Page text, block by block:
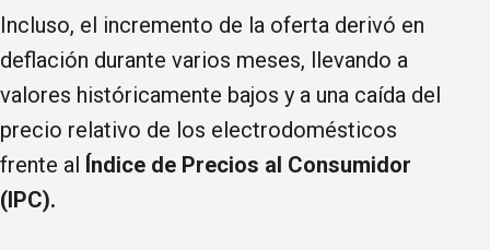
Incluso, el incremento de la oferta derivó en
deflación durante varios meses, llevando a
valores históricamente bajos y a una caída del
precio relativo de los electrodomésticos
frente al Índice de Precios al Consumidor
(IPC).